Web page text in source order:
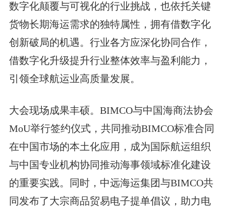
数字化颠覆与可视化的行业挑战，也依托关键
货物长期海运需求的独特属性，拥有借数字化
创新破局的机遇。行业各方应深化协同合作，
借数字化升级提升行业整体效率与盈利能力，
引领全球航运业高质量发展。
大会现场成果丰硕。BIMCO与中国海商法协会
MoU举行签约仪式，共同推动BIMCO标准合同
在中国市场的本土化应用，成为国际航运组织
与中国专业机构协同推动海事领域标准化建设
的重要实践。同时，中远海运集团与BIMCO共
同发布了大宗商品贸易电子提单倡议，助力电